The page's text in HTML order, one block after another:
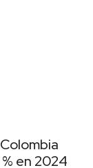
en 2024